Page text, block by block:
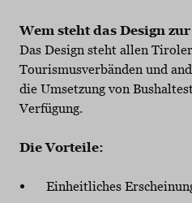
Wem steht das Design
Das Design steht allen
Tourismusverbänden und
die Umsetzung von
Verfügung.
Die Vorteile:
Einheitliches